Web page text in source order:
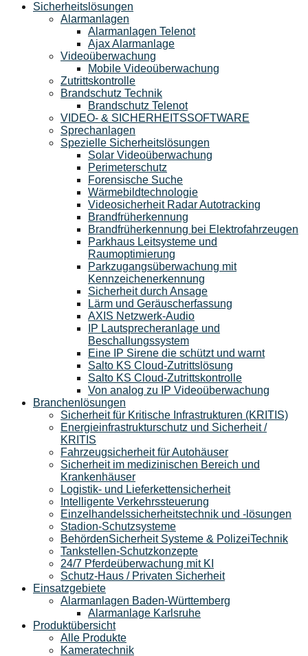
Sicherheitslösungen
Alarmanlagen
Alarmanlagen Telenot
Ajax Alarmanlage
Videoüberwachung
Mobile Videoüberwachung
Zutrittskontrolle
Brandschutz Technik
Brandschutz Telenot
VIDEO- & SICHERHEITSSOFTWARE
Sprechanlagen
Spezielle Sicherheitslösungen
Solar Videoüberwachung
Perimeterschutz
Forensische Suche
Wärmebildtechnologie
Videosicherheit Radar Autotracking​
Brandfrüherkennung
Brandfrüherkennung bei Elektrofahrzeugen
Parkhaus Leitsysteme und
Raumoptimierung
Parkzugangsüberwachung mit
Kennzeichenerkennung
Sicherheit durch Ansage
Lärm und Geräuscherfassung
AXIS Netzwerk-Audio
IP Lautsprecheranlage und
Beschallungssystem
Eine IP Sirene die schützt und warnt
Salto KS Cloud-Zutrittslösung
Salto KS Cloud-Zutrittskontrolle
Von analog zu IP Videoüberwachung
Branchenlösungen
Sicherheit für Kritische Infrastrukturen (KRITIS)
Energieinfrastrukturschutz und Sicherheit /
KRITIS
Fahrzeugsicherheit für Autohäuser
Sicherheit im medizinischen Bereich und
Krankenhäuser
Logistik- und Lieferkettensicherheit
Intelligente Verkehrssteuerung
Einzelhandelssicherheitstechnik und -lösungen
Stadion-Schutzsysteme
BehördenSicherheit Systeme & PolizeiTechnik
Tankstellen-Schutzkonzepte​
24/7 Pferdeüberwachung mit KI
Schutz-Haus / Privaten Sicherheit
Einsatzgebiete
Alarmanlagen Baden-Württemberg
Alarmanlage Karlsruhe
Produktübersicht
Alle Produkte
Kameratechnik